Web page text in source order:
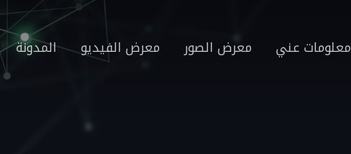
معلومات عني معرض الصور معرض الفيديو المدونة